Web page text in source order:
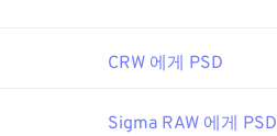
CRW 에게 PSD
Sigma RAW 에게 PSD